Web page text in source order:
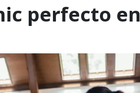
perfecto en